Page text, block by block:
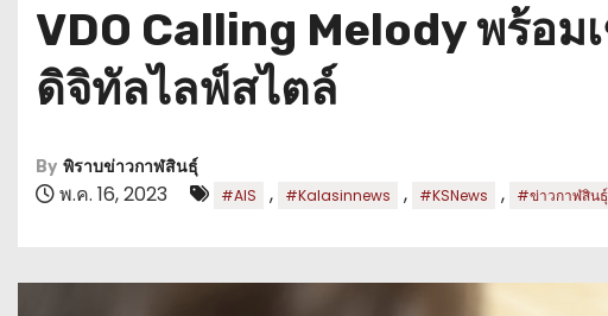
VDO Calling Melody พร้อ
ดิจิทัลไลฟ์สไตล์
By พิราบข่าวกาฬสินธุ์
พ.ค. 16, 2023 #AIS , #Kalasinnews , #KSNews , #ข่าวกาฬสินธุ์